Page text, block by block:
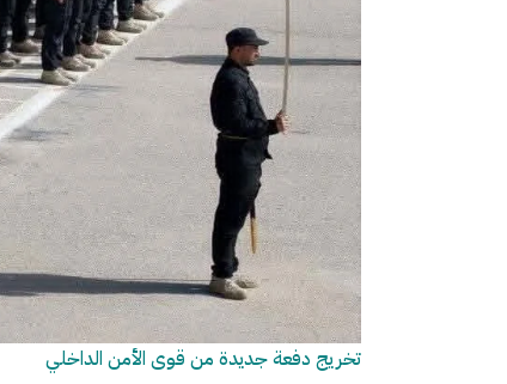
تخريج دفعة جديدة من قوى الأمن الداخلي